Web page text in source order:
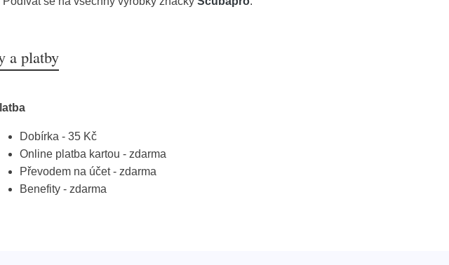
a platby
Dobírka - 35 Kč
Online platba kartou - zdarma
Převodem na účet - zdarma
Benefity - zdarma